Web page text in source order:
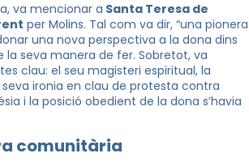
va mencionar a Santa Teresa de
per Molins. Tal com va dir, “una pionera
una nova perspectiva a la dona dins
la seva manera de fer. Sobretot, va
clau: el seu magisteri espiritual, la
seva ironia en clau de protesta contra
i la posició obedient de la dona s’havia
comunitària